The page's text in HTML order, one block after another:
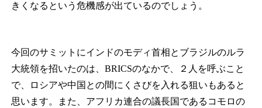
きくなるという危機感が出ているのでしょう。
今回のサミットにインドのモディ首相とブラジルのルラ
大統領を招いたのは、BRICSのなかで、２人を呼ぶこと
で、ロシアや中国との間にくさびを入れる狙いもあると
思います。また、アフリカ連合の議長国であるコモロの